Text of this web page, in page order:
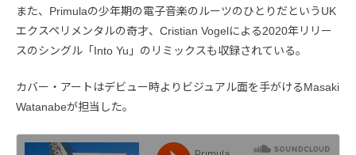
また、Primulaの少年期の電子音楽のルーツのひとりだというUK
エクスペリメンタルの奇才、Cristian Vogelによる2020年リリー
スのシングル「Into Yu」のリミックスも収録されている。
カバー・アートはデビュー時よりビジュアル面を手がけるMasaki
Watanabeが担当した。